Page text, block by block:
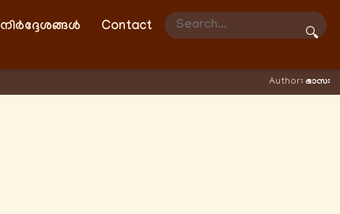
നിർദ്ദേശങ്ങൾ Contact
🔍
Author: ഭാസഃ